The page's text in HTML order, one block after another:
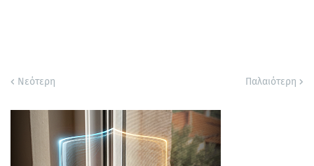
Νεότερη Παλαιότερη